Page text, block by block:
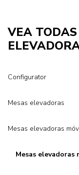
VEA
Configurator
Mesas elevadoras
Mesas elevadoras
Mesas elevadoras